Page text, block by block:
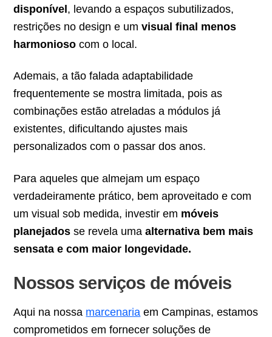
disponível , levando a espaços subutilizados,
restrições no design e umvisual final menos
harmonioso com o local.
Ademais, a tão falada adaptabilidade
frequentemente se mostra limitada, pois as
combinações estão atreladas a módulos já
existentes, dificultando ajustes mais
personalizados com o passar dos anos.
Para aqueles que almejam um espaço
verdadeiramente prático, bem aproveitado e com
um visual sob medida, investir em móveis
planejados se revela umaalternativa bem mais
sensata ecom maior longevidade.
Nossos serviços de móveis
Aqui na nossa marcenaria em Campinas, estamos
comprometidos em fornecer soluções de